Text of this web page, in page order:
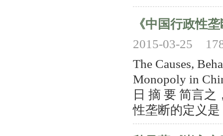
《中国行政性
2015-03-25
The Causes,
Monopoly in
日 摘 要 简言
性垄断的定义